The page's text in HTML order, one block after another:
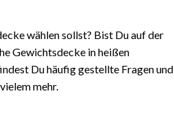
wählen sollst? Bist Du auf der
Gewichtsdecke in heißen
Du häufig gestellte Fragen und
mehr.